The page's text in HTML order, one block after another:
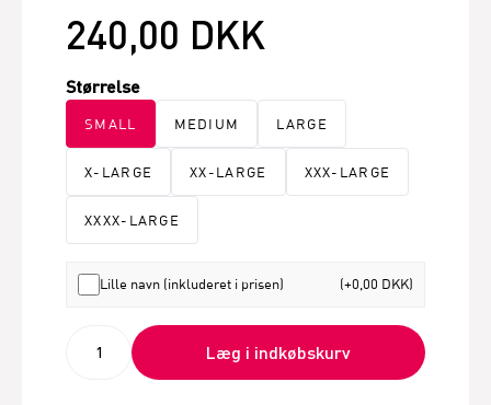
240,00 DKK
Størrelse
SMALL MEDIUM LARGE
X-LARGE XX-LARGE XXX-LARGE
XXXX-LARGE
Lille navn (inkluderet i prisen) (+0,00 DKK)
Læg i indkøbskurv